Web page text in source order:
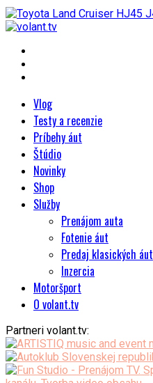
Vlog
Testy a recenzie
Príbehy áut
Štúdio
Novinky
Shop
Služby
Prenájom auta
Fotenie áut
Predaj klasických áut
Inzercia
Motoršport
O volant.tv
Partneri volant.tv: